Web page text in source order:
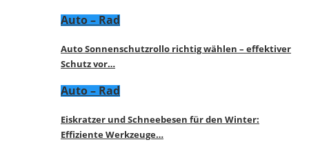
Auto – Rad
Auto Sonnenschutzrollo richtig wählen – effektiver
Schutz vor…
Auto – Rad
Eiskratzer und Schneebesen für den Winter:
Effiziente Werkzeuge…